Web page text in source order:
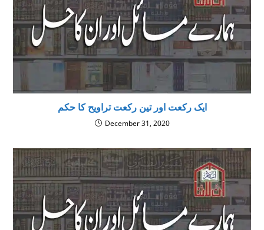
ایک رکعت اور تین رکعت تراویح کا حکم
December 31, 2020